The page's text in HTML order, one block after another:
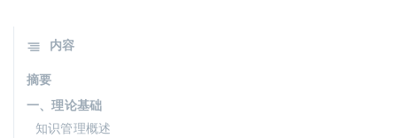
内容
摘要
一、理论基础
知识管理概述